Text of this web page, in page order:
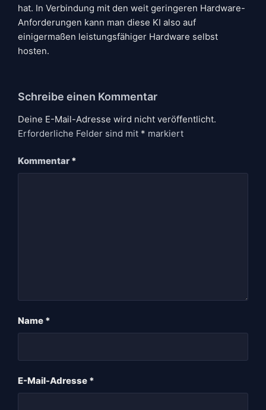
hat. In Verbindung mit den weit geringeren Hardware-
Anforderungen kann man diese KI also auf
einigermaßen leistungsfähiger Hardware selbst
hosten.
Schreibe einen Kommentar
Deine E-Mail-Adresse wird nicht veröffentlicht.
Erforderliche Felder sind mit * markiert
Kommentar *
Name *
E-Mail-Adresse *